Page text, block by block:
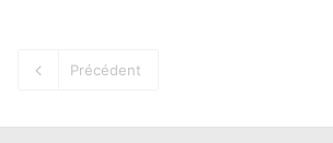
Précédent